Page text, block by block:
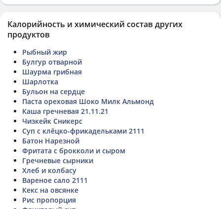
Калорийность и химический состав других
продуктов
Рыбный жир
Булгур отварной
Шаурма грибная
Шарлотка
Бульон на сердце
Паста ореховая Шоко Милк Альмонд
Каша гречневая 21.11.21
Чизкейк Сникерс
Суп с клёцко-фрикадельками 2111
Батон Нарезной
Фритата с брокколи и сыром
Гречневые сырники
Хлеб и колбасу
Вареное сало 2111
Кекс на овсянке
Рис пропорция